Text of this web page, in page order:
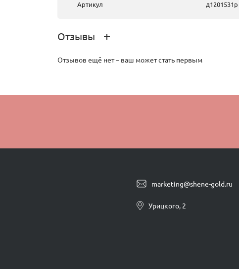
Артикул д1201531р
Отзывы
Отзывов ещё нет – ваш может стать первым
marketing@shene-gold.ru
Урицкого, 2